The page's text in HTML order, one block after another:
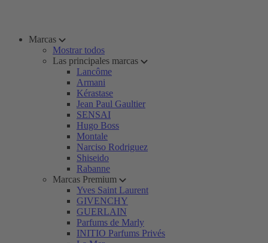
Marcas
Mostrar todos
Las principales marcas
Lancôme
Armani
Kérastase
Jean Paul Gaultier
SENSAI
Hugo Boss
Montale
Narciso Rodriguez
Shiseido
Rabanne
Marcas Premium
Yves Saint Laurent
GIVENCHY
GUERLAIN
Parfums de Marly
INITIO Parfums Privés